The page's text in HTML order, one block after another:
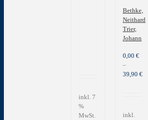
inkl. 7
%
MwSt.
Bethke,
Neithard
Trier,
Johann
0,00 €
–
39,90 €
inkl.